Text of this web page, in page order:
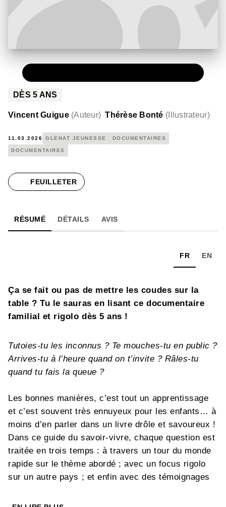
DÈS5 ANS
Vincent Guigue (Auteur) Thérèse Bonté ( Illustrateur)
11.03.2026 GLÉNAT JEUNESSE DOCUMENTAIRES
DOCUMENTAIRES
FEUILLETER
RÉSUMÉ DÉTAILS AVIS
FR EN
Ça se fait ou pas de mettre les coudes sur la
table ? Tu le sauras en lisant ce documentaire
familial et rigolo dès 5 ans !
Tutoies-tu les inconnus ? Te mouches-tu en public ?
Arrives-tu à l’heure quand on t’invite ? Râles-tu
quand tu fais la queue ?
Les bonnes manières, c’est tout un apprentissage
et c’est souvent très ennuyeux pour les enfants… à
moins d’en parler dans un livre drôle et savoureux !
Dans ce guide du savoir-vivre, chaque question est
traitée en trois temps : à travers un tour du monde
rapide sur le thème abordé ; avec un focus rigolo
sur un autre pays ; et enfin avec des témoignages